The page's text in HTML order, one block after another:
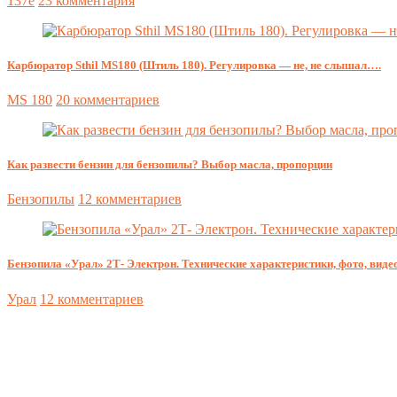
Карбюратор Sthil MS180 (Штиль 180). Регулировка — не, не слышал….
MS 180 20 комментариев
Как развести бензин для бензопилы? Выбор масла, пропорции
Бензопилы 12 комментариев
Бензопила «Урал» 2Т- Электрон. Технические характеристики, фото,
Урал 12 комментариев